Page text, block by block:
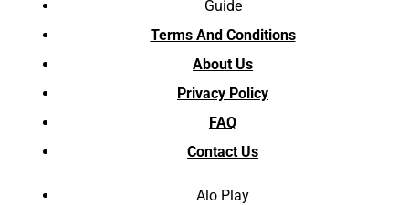
Guide
Terms And Conditions
About Us
Privacy Policy
FAQ
Contact Us
Alo Play